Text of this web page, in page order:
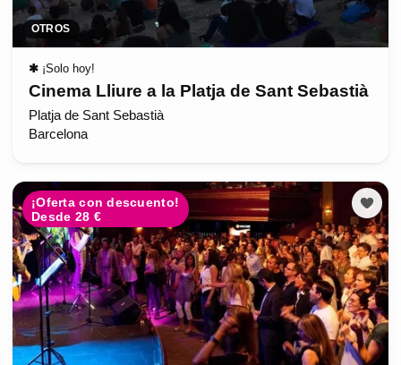
OTROS
✱ ¡Solo hoy!
Cinema Lliure a la Platja de Sant Sebastià
Platja de Sant Sebastià
Barcelona
¡Oferta con descuento!
Desde 28 €